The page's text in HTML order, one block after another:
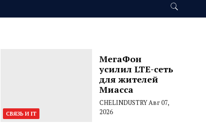
СВЯЗЬ И IT
МегаФон
усилил LTE-сеть
для жителей
Миасса
CHELINDUSTRYАвг 07,
2026